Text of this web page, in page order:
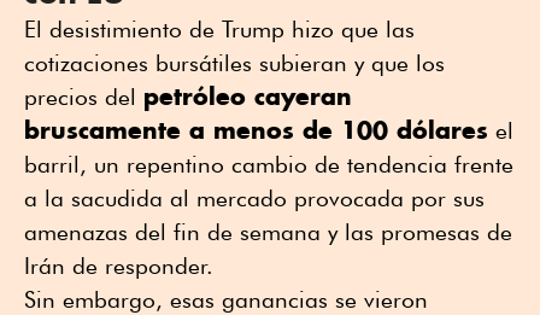
El desistimiento de Trump hizo que las
cotizaciones bursátiles subieran y que los
precios del petróleo cayeran
bruscamente a menos de 100 dólares el
barril, un repentino cambio de tendencia frente
a la sacudida al mercado provocada por sus
amenazas del fin de semana y las promesas de
Irán de responder.
Sin embargo, esas ganancias se vieron